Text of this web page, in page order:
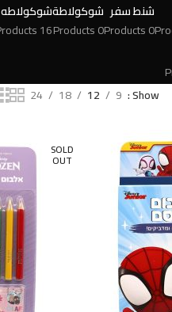
شنط سفر
0 Products
شوكولاطة
0 Products
شوكولاطه
16 Products
Show
9
12
18
24
SOLD
OUT